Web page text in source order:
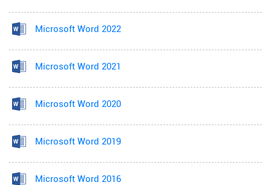
Microsoft Word 2022
Microsoft Word 2021
Microsoft Word 2020
Microsoft Word 2019
Microsoft Word 2016